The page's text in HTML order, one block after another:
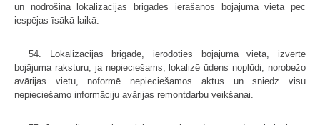
un nodrošina lokalizācijas brigādes ierašanos bojājuma vietā pēc
iespējas īsākā laikā.
54. Lokalizācijas brigāde, ierodoties bojājuma vietā, izvērtē
bojājuma raksturu, ja nepieciešams, lokalizē ūdens noplūdi, norobežo
avārijas vietu, noformē nepieciešamos aktus un sniedz visu
nepieciešamo informāciju avārijas remontdarbu veikšanai.